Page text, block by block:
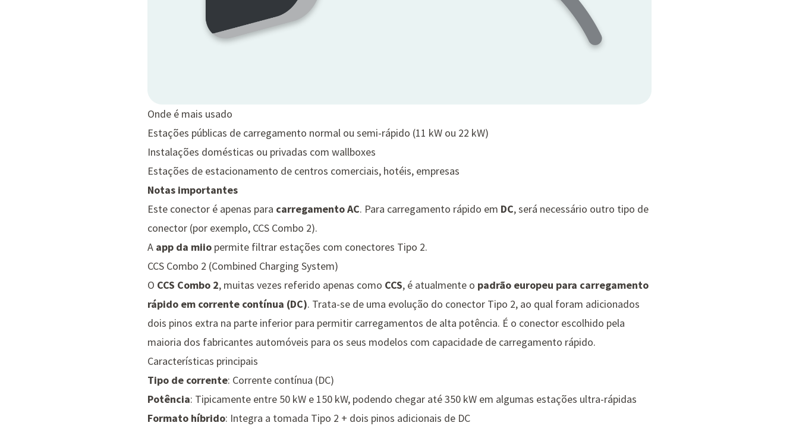
Onde é mais usado
Estações públicas de carregamento normal ou semi-rápido (11 kW ou 22 kW)
Instalações domésticas ou privadas com wallboxes
Estações de estacionamento de centros comerciais, hotéis, empresas
Notas importantes
Este conector é apenas para carregamento AC. Para carregamento rápido em DC, será necessário outro tipo de
conector (por exemplo, CCS Combo 2).
A app da miio permite filtrar estações com conectores Tipo 2.
CCS Combo 2 (Combined Charging System)
O CCS Combo 2, muitas vezes referido apenas como CCS, é atualmente o padrão europeu para carregamento
rápido em corrente contínua (DC). Trata-se de uma evolução do conector Tipo 2, ao qual foram adicionados
dois pinos extra na parte inferior para permitir carregamentos de alta potência. É o conector escolhido pela
maioria dos fabricantes automóveis para os seus modelos com capacidade de carregamento rápido.
Características principais
Tipo de corrente: Corrente contínua (DC)
Potência: Tipicamente entre 50 kW e 150 kW, podendo chegar até 350 kW em algumas estações ultra-rápidas
Formato híbrido: Integra a tomada Tipo 2 + dois pinos adicionais de DC